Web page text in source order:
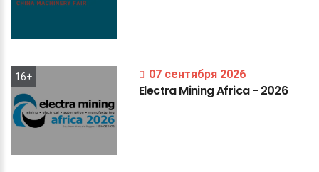
16+ 07 сентября 2026
ElectraMiningAfrica- 2026